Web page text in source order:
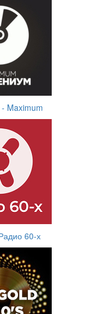
Maximum
60-х